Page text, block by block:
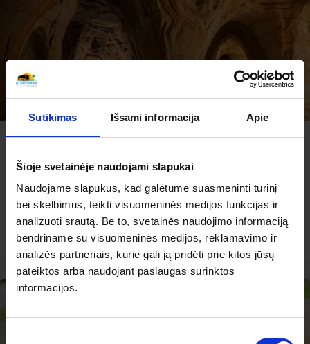
Sutikimas Išsami informacija Apie
Šioje svetainėje naudojami slapukai
Naudojame slapukus, kad galėtume suasmeninti turinį
bei skelbimus, teikti visuomeninės medijos funkcijas ir
analizuoti srautą. Be to, svetainės naudojimo informaciją
bendriname su visuomeninės medijos, reklamavimo ir
analizės partneriais, kurie gali ją pridėti prie kitos jūsų
pateiktos arba naudojant paslaugas surinktos
informacijos.
-2% nuolaida TIK internetu
žavesys
2026.08.09– 08.09Išparduota 50 €
Nuo50 € PLAČIAU